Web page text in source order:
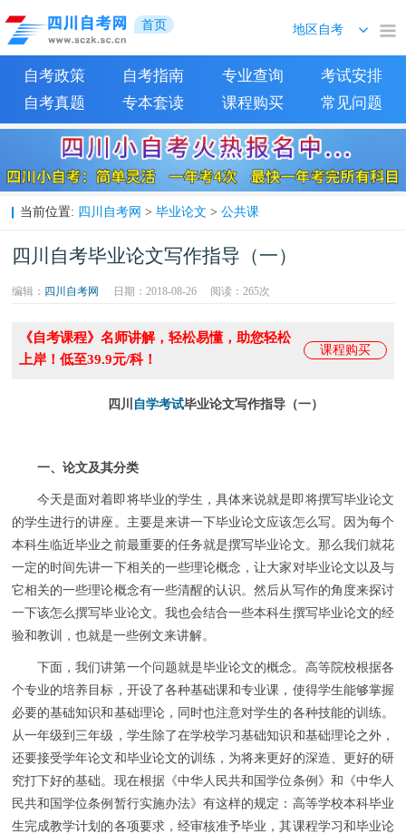
首页
自考政策 自考指南 专业查询
考试安排
自考真题
专本套读 课程购买 常见问题
当前位置: 四川自考网 > 毕业论文 > 公共课
四川自考毕业论文写作指导（一）
编辑： 四川自考网 日期：2018-08-26 阅读：265次
课程购买
《自考课程》名师讲解，轻松易懂，助您轻松
上岸！低至39.9元/科！
四川 自学考试毕业论文写作指导（一）
一、论文及其分类
今天是面对着即将毕业的学生，具体来说就是即将撰写毕业论文
的学生进行的讲座。主要是来讲一下毕业论文应该怎么写。因为每个
本科生临近毕业之前最重要的任务就是撰写毕业论文。那么我们就花
一定的时间先讲一下相关的一些理论概念，让大家对毕业论文以及与
它相关的一些理论概念有一些清醒的认识。然后从写作的角度来探讨
一下该怎么撰写毕业论文。我也会结合一些本科生撰写毕业论文的经
验和教训，也就是一些例文来讲解。
下面，我们讲第一个问题就是毕业论文的概念。高等院校根据各
个专业的培养目标，开设了各种基础课和专业课，使得学生能够掌握
必要的基础知识和基础理论，同时也注意对学生的各种技能的训练。
从一年级到三年级，学生除了在学校学习基础知识和基础理论之外，
还要接受学年论文和毕业论文的训练，为将来更好的深造、更好的研
究打下好的基础。现在根据《中华人民共和国学位条例》和《中华人
民共和国学位条例暂行实施办法》有这样的规定：高等学校本科毕业
生完成教学计划的各项要求，经审核准予毕业，其课程学习和毕业论